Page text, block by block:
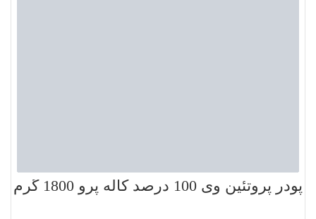
پودر پروتئین وی 100 درصد کاله پرو 1800 گرم